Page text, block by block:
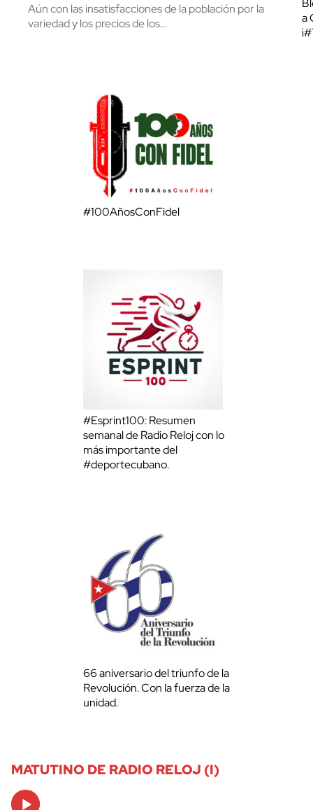
Aún con las insatisfacciones de la población por la
variedad y los precios de los…
a
#100AñosConFidel
#Esprint100: Resumen
semanal de Radio Reloj con lo
más importante del
#deportecubano.
66 aniversario del triunfo de la
Revolución. Con la fuerza de la
unidad.
MATUTINO DE RADIO RELOJ (I)
Audio